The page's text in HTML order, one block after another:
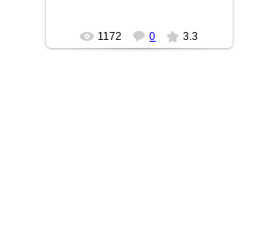
1172 0 3.3